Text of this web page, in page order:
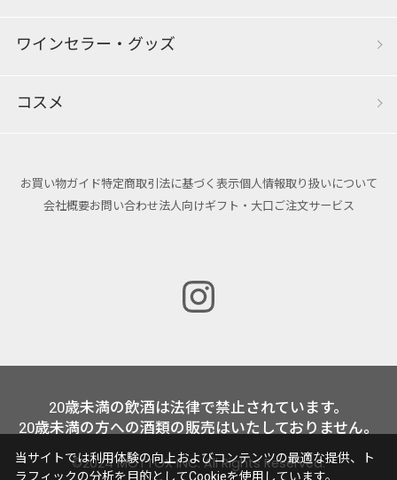
ワインセラー・グッズ
コスメ
お買い物ガイド特定商取引法に基づく表示個人情報取り扱いについて
会社概要お問い合わせ法人向けギフト・大口ご注文サービス
20歳未満の飲酒は法律で禁止されています。
20歳未満の方への酒類の販売はいたしておりません。
©2024 MOTTOX INC. All Rights Reserved.
当サイトでは利用体験の向上およびコンテンツの最適な提供、ト